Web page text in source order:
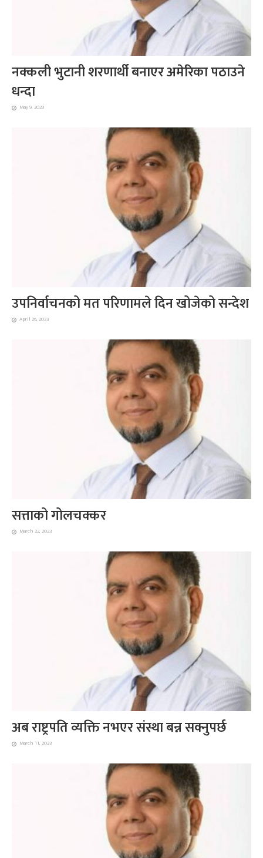
नक्कली भुटानी शरणार्थी बनाएर अमेरिका पठाउने
धन्दा
May 9, 2023
उपनिर्वाचनको मत परिणामले दिन खोजेको सन्देश
April 26, 2023
सत्ताको गोलचक्कर
March 22, 2023
अब राष्ट्रपति व्यक्ति नभएर संस्था बन्न सक्नुपर्छ
March 11, 2023